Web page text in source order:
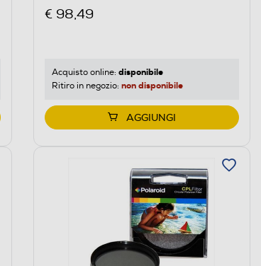
€ 98,49
Acquisto online: disponibile
Ritiro in negozio: non disponibile
AGGIUNGI